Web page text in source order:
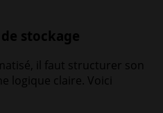
stockage
il faut structurer son
logique claire. Voici